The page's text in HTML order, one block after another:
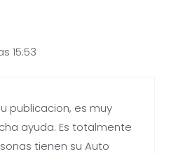
15:53
publicacion, es muy
ayuda. Es totalmente
tienen su Auto